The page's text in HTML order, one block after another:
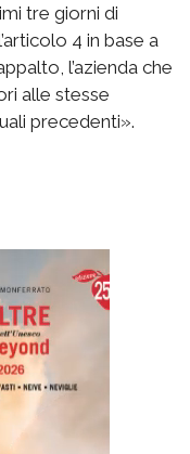
tre giorni di
4 in base a
l’azienda che
alle stesse
precedenti».